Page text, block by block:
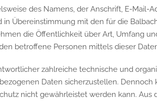
des Namens, der Anschrift, E-
Übereinstimmung mit den für die
die Öffentlichkeit über Art, Umfang
betroffene Personen mittels dieser
zahlreiche technische und
Daten sicherzustellen.
nicht gewährleistet werden kann.